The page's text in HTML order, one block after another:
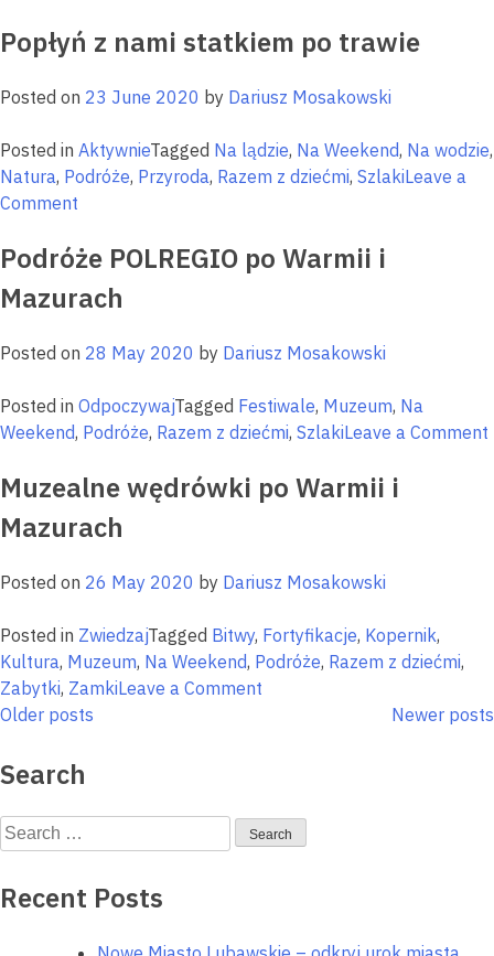
i
na
Popłyń z nami statkiem po trawie
Posted on 23 June 2020 by Dariusz Mosakowski
Posted in AktywnieTagged Na lądzie, Na Weekend, Na wodzie,
Natura, Podróże, Przyroda, Razem z dziećmi, SzlakiLeave a
Comment
z
statkiem
trawie
Podróże POLREGIO po Warmii i
Mazurach
Posted on 28 May 2020 by Dariusz Mosakowski
Posted in OdpoczywajTagged Festiwale, Muzeum, Na
Weekend, Podróże, Razem z dziećmi, SzlakiLeave a Comment
Muzealne wędrówki po Warmii i
Mazurach
Posted on 26 May 2020 by Dariusz Mosakowski
Posted in ZwiedzajTagged Bitwy, Fortyfikacje, Kopernik,
Kultura, Muzeum, Na Weekend, Podróże, Razem z dziećmi,
Zabytki, ZamkiLeave a Comment
i
Mazurach
Posts
navigation
Older posts Newer posts
Search
Search
for:
Recent Posts